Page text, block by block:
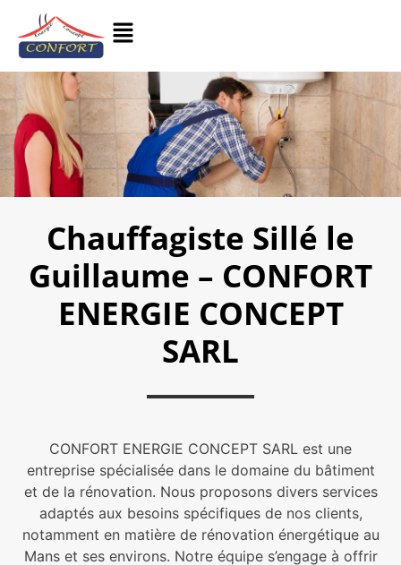
Chauffagiste Sillé le
Guillaume – CONFORT
ENERGIE CONCEPT
SARL
CONFORT ENERGIE CONCEPT SARL est une
entreprise spécialisée dans le domaine du bâtiment
et de la rénovation. Nous proposons divers services
adaptés aux besoins spécifiques de nos clients,
notamment en matière de rénovation énergétique au
Mans et ses environs. Notre équipe s’engage à offrir